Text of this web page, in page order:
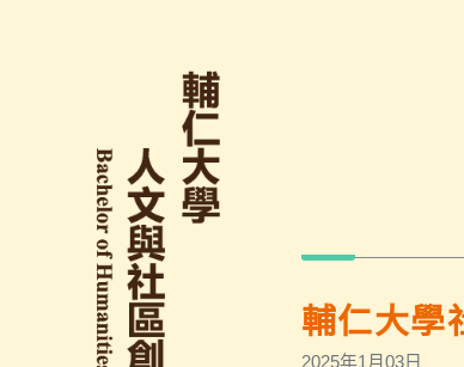
輔仁大學
2025年1月03日